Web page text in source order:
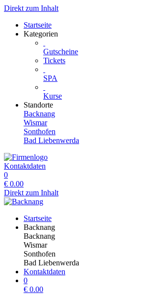
Direkt zum Inhalt
Startseite
Kategorien
Gutscheine
Tickets
SPA
Kurse
Standorte
Backnang
Wismar
Sonthofen
Bad Liebenwerda
Kontaktdaten
0
€ 0.00
Direkt zum Inhalt
Startseite
Backnang
Backnang
Wismar
Sonthofen
Bad Liebenwerda
Kontaktdaten
0
€ 0.00